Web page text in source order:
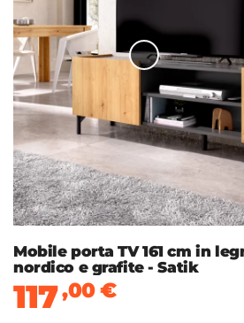
Mobile porta TV 161 cm in
nordico e grafite - Satik
117,00€